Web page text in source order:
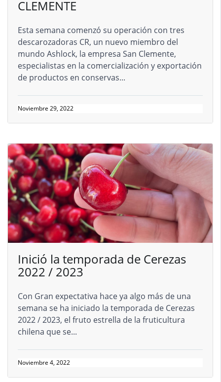
CLEMENTE
Esta semana comenzó su operación con tres
descarozadoras CR, un nuevo miembro del
mundo Ashlock, la empresa San Clemente,
especialistas en la comercialización y exportación
de productos en conservas...
Noviembre 29, 2022
Inició la temporada de Cerezas
2022 / 2023
Con Gran expectativa hace ya algo más de una
semana se ha iniciado la temporada de Cerezas
2022 / 2023, el fruto estrella de la fruticultura
chilena que se...
Noviembre 4, 2022